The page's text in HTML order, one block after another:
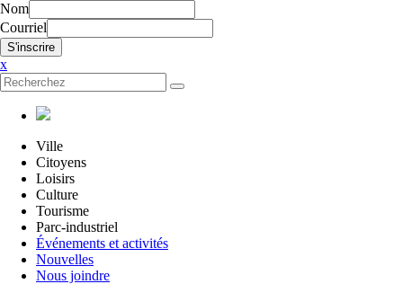
Nom
Courriel
x
Ville
Citoyens
Loisirs
Culture
Tourisme
Parc-industriel
Événements et activités
Nouvelles
Nous joindre